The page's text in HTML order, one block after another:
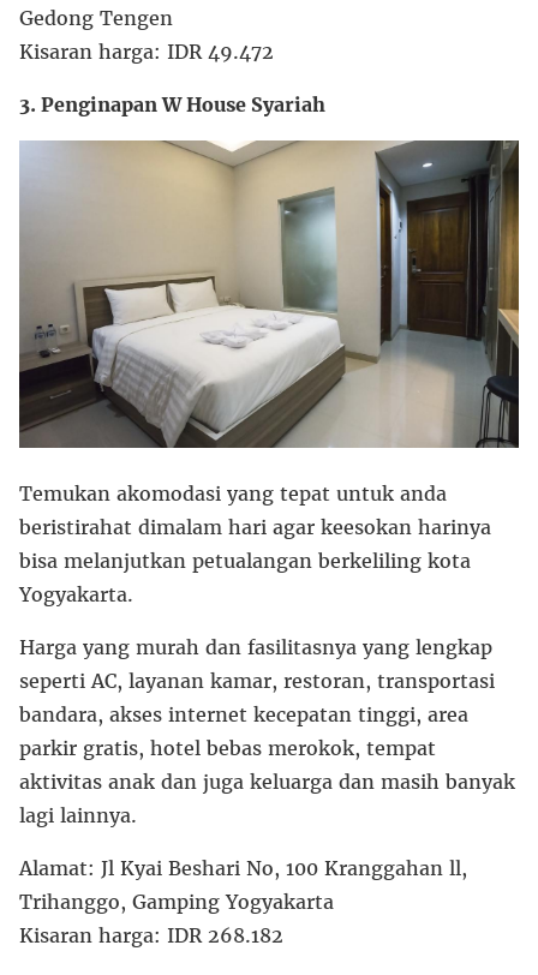
Gedong Tengen
Kisaran harga: IDR 49.472
3. Penginapan W House Syariah
Temukan akomodasi yang tepat untuk anda
beristirahat dimalam hari agar keesokan harinya
bisa melanjutkan petualangan berkeliling kota
Yogyakarta.
Harga yang murah dan fasilitasnya yang lengkap
seperti AC, layanan kamar, restoran, transportasi
bandara, akses internet kecepatan tinggi, area
parkir gratis, hotel bebas merokok, tempat
aktivitas anak dan juga keluarga dan masih banyak
lagi lainnya.
Alamat: Jl Kyai Beshari No, 100 Kranggahan ll,
Trihanggo, Gamping Yogyakarta
Kisaran harga: IDR 268.182